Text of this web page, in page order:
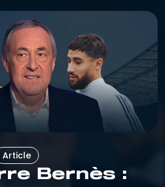
Article
Bernès :